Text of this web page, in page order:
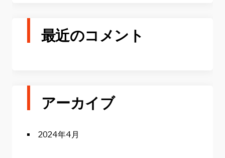
最近のコメント
アーカイブ
2024年4月